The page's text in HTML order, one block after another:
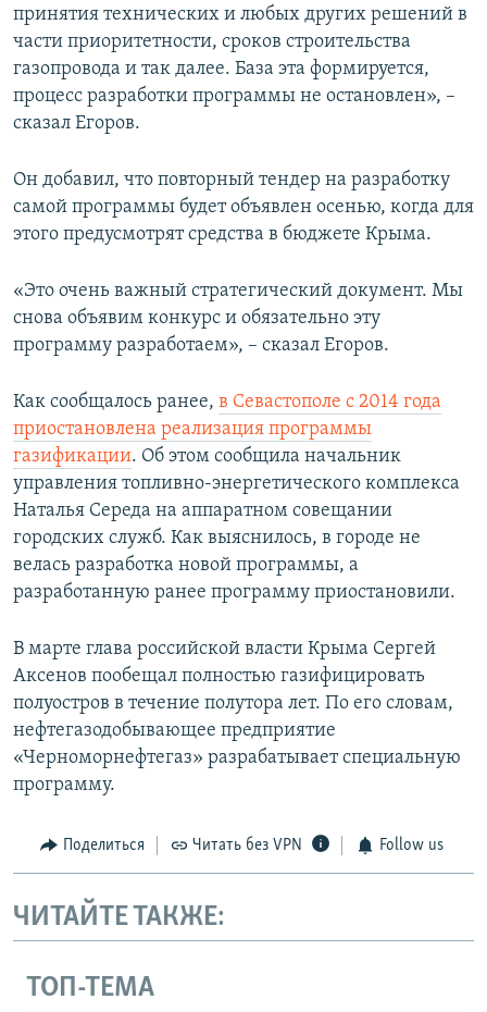
принятия технических и любых других решений в
части приоритетности, сроков строительства
газопровода и так далее. База эта формируется,
процесс разработки программы не остановлен», –
сказал Егоров.
Он добавил, что повторный тендер на разработку
самой программы будет объявлен осенью, когда для
этого предусмотрят средства в бюджете Крыма.
«Это очень важный стратегический документ. Мы
снова объявим конкурс и обязательно эту
программу разработаем», – сказал Егоров.
Как сообщалось ранее, в Севастополе с 2014 года
приостановлена реализация программы
газификации. Об этом сообщила начальник
управления топливно-энергетического комплекса
Наталья Середа на аппаратном совещании
городских служб. Как выяснилось, в городе не
велась разработка новой программы, а
разработанную ранее программу приостановили.
В марте глава российской власти Крыма Сергей
Аксенов пообещал полностью газифицировать
полуостров в течение полутора лет. По его словам,
нефтегазодобывающее предприятие
«Черноморнефтегаз» разрабатывает специальную
программу.
Поделиться Читать без VPN Follow us
ЧИТАЙТЕ ТАКЖЕ:
ТОП-ТЕМА